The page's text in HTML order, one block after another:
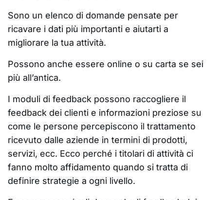
Sono un elenco di domande pensate per
ricavare i dati più importanti e aiutarti a
migliorare la tua attività.
Possono anche essere online o su carta se sei
più all’antica.
I moduli di feedback possono raccogliere il
feedback dei clienti e informazioni preziose su
come le persone percepiscono il trattamento
ricevuto dalle aziende in termini di prodotti,
servizi, ecc. Ecco perché i titolari di attività ci
fanno molto affidamento quando si tratta di
definire strategie a ogni livello.